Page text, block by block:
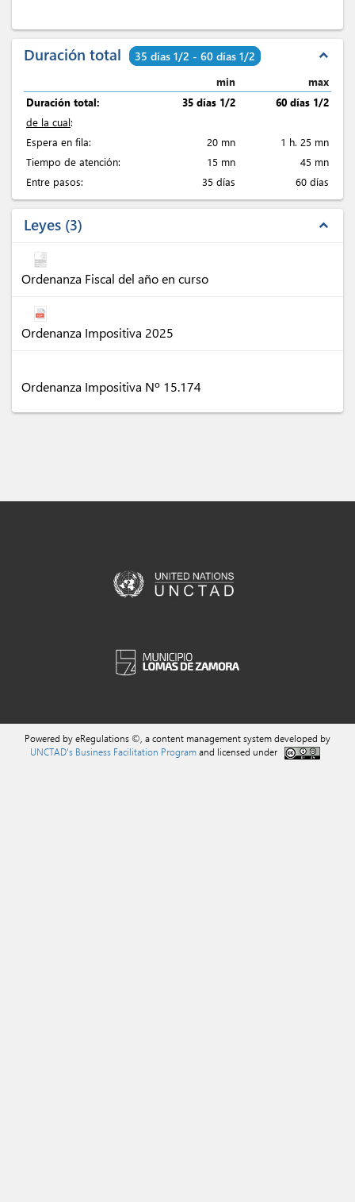
Duración total 35 días 1/2 - 60 días 1/2 expand_less
min
max
Duración total:
35 días 1/2
60 días 1/2
de la cual:
Espera en fila:
20 mn
1 h. 25 mn
Tiempo de atención:
15 mn
45 mn
Entre pasos:
35 días 60 días
Leyes 3 expand_less
Ordenanza Fiscal del año en curso
Ordenanza Impositiva 2025
Ordenanza Impositiva Nº 15.174
Powered by eRegulations ©, a content management system developed by
UNCTAD's Business Facilitation Programand licensed under